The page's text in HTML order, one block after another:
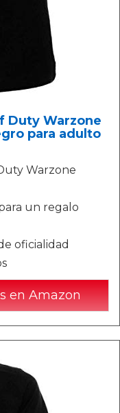
Duty Warzone
para adulto
Warzone
un regalo
oficialidad
en Amazon